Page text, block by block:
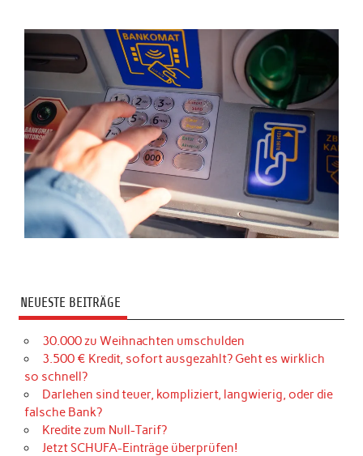
NEUESTE BEITRÄGE
30.000 zu Weihnachten umschulden
3.500 € Kredit, sofort ausgezahlt? Geht es wirklich
so schnell?
Darlehen sind teuer, kompliziert, langwierig, oder die
falsche Bank?
Kredite zum Null-Tarif?
Jetzt SCHUFA-Einträge überprüfen!